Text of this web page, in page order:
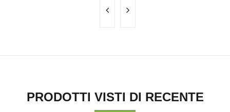
PRODOTTI VISTI DI RECENTE